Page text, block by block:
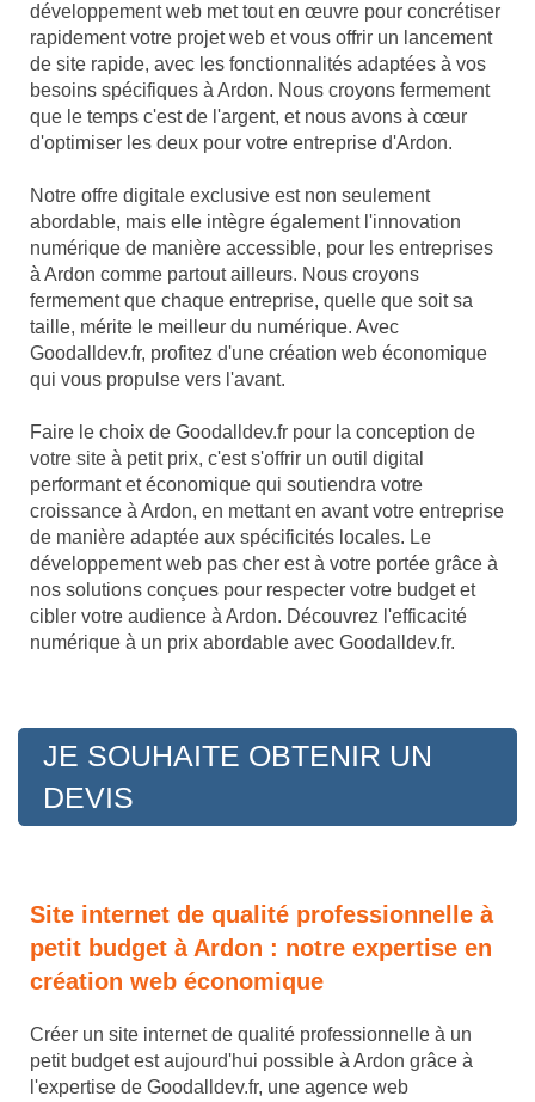
développement web met tout en œuvre pour concrétiser
rapidement votre projet web et vous offrir un lancement
de site rapide, avec les fonctionnalités adaptées à vos
besoins spécifiques à Ardon. Nous croyons fermement
que le temps c'est de l'argent, et nous avons à cœur
d'optimiser les deux pour votre entreprise d'Ardon.
Notre offre digitale exclusive est non seulement
abordable, mais elle intègre également l'innovation
numérique de manière accessible, pour les entreprises
à Ardon comme partout ailleurs. Nous croyons
fermement que chaque entreprise, quelle que soit sa
taille, mérite le meilleur du numérique. Avec
Goodalldev.fr, profitez d'une création web économique
qui vous propulse vers l'avant.
Faire le choix de Goodalldev.fr pour la conception de
votre site à petit prix, c'est s'offrir un outil digital
performant et économique qui soutiendra votre
croissance à Ardon, en mettant en avant votre entreprise
de manière adaptée aux spécificités locales. Le
développement web pas cher est à votre portée grâce à
nos solutions conçues pour respecter votre budget et
cibler votre audience à Ardon. Découvrez l'efficacité
numérique à un prix abordable avec Goodalldev.fr.
JE SOUHAITE OBTENIR UN
DEVIS
Site internet de qualité professionnelle à
petit budget à Ardon : notre expertise en
création web économique
Créer un site internet de qualité professionnelle à un
petit budget est aujourd'hui possible à Ardon grâce à
l'expertise de Goodalldev.fr, une agence web